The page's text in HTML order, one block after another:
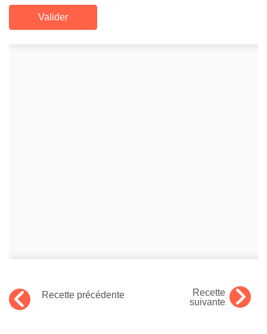
Recette précédente
Recette
suivante